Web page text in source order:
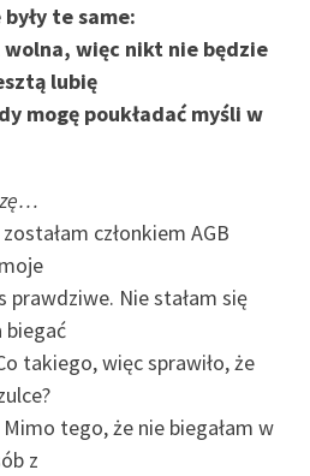
te same:
więc nikt nie będzie
lubię
mogę poukładać myśli w
członkiem AGB
prawdziwe. Nie stałam się
biegać
takiego, więc sprawiło, że
tego, że nie biegałam w
z